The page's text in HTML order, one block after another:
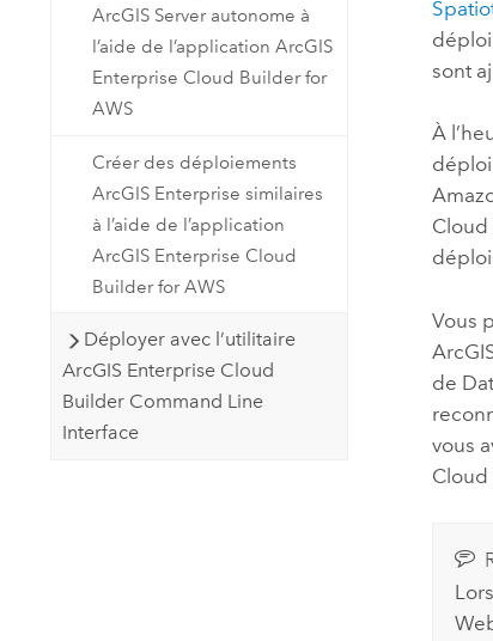
ArcGIS Server autonome à
l’aide de l’application ArcGIS
Enterprise Cloud Builder for
AWS
Créer des déploiements
ArcGIS Enterprise similaires
à l’aide de l’application
ArcGIS Enterprise Cloud
Builder for AWS
Déployer avec l’utilitaire
ArcGIS Enterprise Cloud
Builder Command Line
Interface
sont
À
Cloud
Vous
de
vous